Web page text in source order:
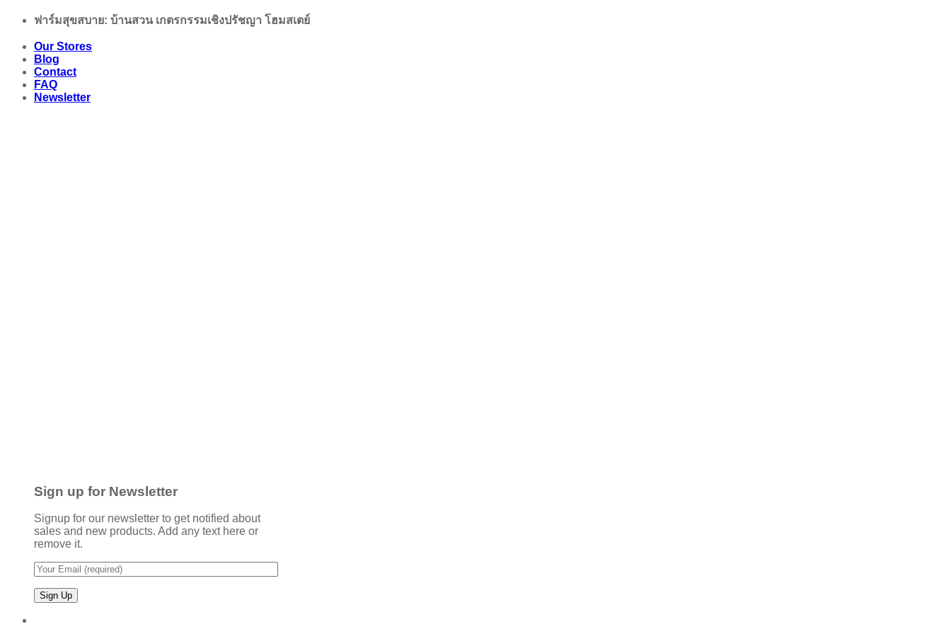
Skip
content
ฟาร์มสุขสบาย: บ้านสวน เกตรกรรมเชิงปรัชญา โฮมสเตย์
Our Stores
Blog
Contact
FAQ
Newsletter
Sign up for Newsletter
Signup for our newsletter to get notified about
sales and new products. Add any text here or
remove it.